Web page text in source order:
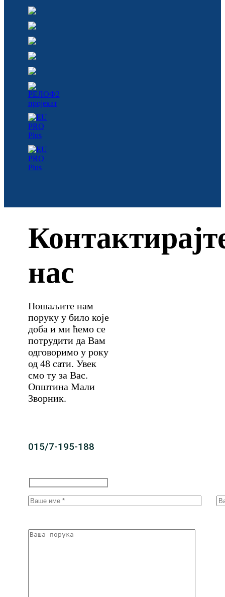
нас
Пошаљите нам
поруку у било које
доба и ми ћемо се
потрудити да Вам
одговоримо у року
од 48 сати. Увек
смо ту за Вас.
Општина Мали
Зворник.
015/7-195-188